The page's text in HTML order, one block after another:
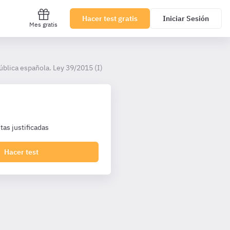
Mes gratis
Hacer test gratis Iniciar Sesión
española. Ley 39/2015 (I)
justificadas
Hacer test